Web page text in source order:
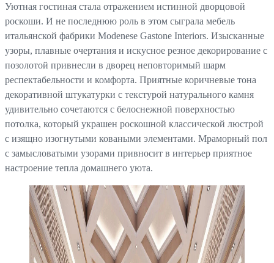
Уютная гостиная стала отражением истинной дворцовой
роскоши. И не последнюю роль в этом сыграла мебель
итальянской фабрики Modenese Gastone Interiors. Изысканные
узоры, плавные очертания и искусное резное декорирование с
позолотой привнесли в дворец неповторимый шарм
респектабельности и комфорта. Приятные коричневые тона
декоративной штукатурки с текстурой натурального камня
удивительно сочетаются с белоснежной поверхностью
потолка, который украшен роскошной классической люстрой
с изящно изогнутыми коваными элементами. Мраморный пол
с замысловатыми узорами привносит в интерьер приятное
настроение тепла домашнего уюта.